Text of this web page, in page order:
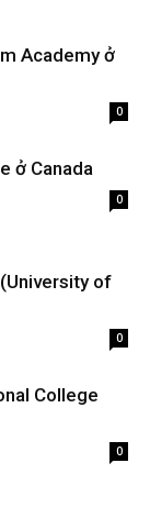
Academy ở
0
ở Canada
0
of
0
College
0